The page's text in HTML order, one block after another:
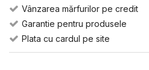
Vânzarea mărfurilor pe credit
Garantie pentru produsele
Plata cu cardul pe site